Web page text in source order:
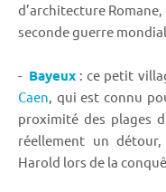
d’architecture
seconde guerre
- Bayeux : ce petit
Caen, qui est connu
proximité des plages
réellement un
Harold lors de la